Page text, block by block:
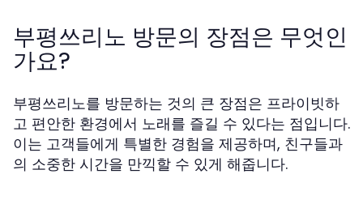
부평쓰리노 방문의 장점은 무엇인
가요?
부평쓰리노를 방문하는 것의 큰 장점은 프라이빗하
고 편안한 환경에서 노래를 즐길 수 있다는 점입니다.
이는 고객들에게 특별한 경험을 제공하며, 친구들과
의 소중한 시간을 만끽할 수 있게 해줍니다.